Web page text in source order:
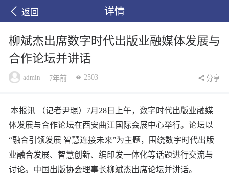
返回 详情
柳斌杰出席数字时代出版业融媒体发展与
合作论坛并讲话
admin 7年前 2503 分享
本报讯 （记者尹琨）7月28日上午，数字时代出版业融媒
体发展与合作论坛在西安曲江国际会展中心举行。论坛以
“融合引领发展 智慧连接未来”为主题，围绕数字时代出版
业融合发展、智慧创新、编印发一体化等话题进行交流与
讨论。中国出版协会理事长柳斌杰出席论坛并讲话。